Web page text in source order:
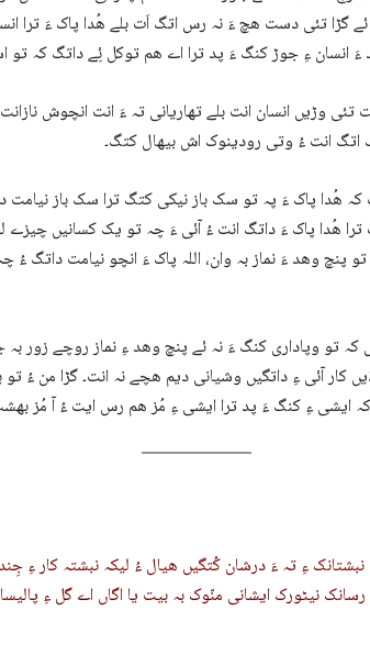
ئے گڑا تئی دست ھچ ءَ نہ رس اتگ اَت بلے ھُدا پاک ءَ ترا
انسان ءِ جوڑ کنگ ءَ پد ترا اے ھم توکل ئِے￸ داتگ کہ تو
تئی وڑیں انسان انت بلے تھاریانی تہ ءَ انت انچوش
انت ءُ وتی رودینوک اش بیھال کتگ۔
ھُدا پاک ءَ پہ تو سک باز نیکی کتگ ترا سک باز
ھُدا پاک ءَ داتگ انت ءُ آئی ءَ چہ تو یک کسانیں چیزے
پنچ وھد ءَ نماز بہ وان، اللہ پاک ءَ انچو نیامت داتگ ءُ
کہ تو وپاداری کنگ ءَ نہ ئے پنچ وھد ءِ نماز روچے زور
کار آئی ءِ داتگیں وشیانی دیم ھچے نہ انت۔ گڑا من ءُ تو
ءِ تہ ءَ درشان کُتگیں ھیال ءُ لیکہ نبشتہ کار ءِ